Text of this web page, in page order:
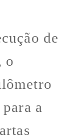
de
o
a